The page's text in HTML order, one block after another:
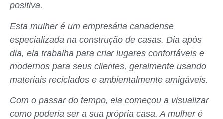
positiva.
Esta mulher é um empresária canadense
especializada na construção de casas. Dia após
dia, ela trabalha para criar lugares confortáveis e
modernos para seus clientes, geralmente usando
materiais reciclados e ambientalmente amigáveis.
Com o passar do tempo, ela começou a visualizar
como poderia ser a sua própria casa. A mulher é